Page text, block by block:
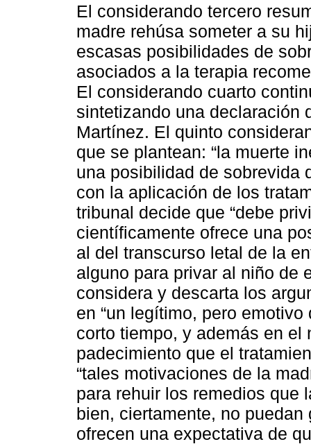
El considerando tercero
madre rehúsa someter a su
escasas posibilidades de
asociados a la terapia
El considerando cuarto
sintetizando una declaración
Martínez. El quinto
que se plantean: “la muerte
una posibilidad de sobrevida
con la aplicación de los
tribunal decide que “debe
científicamente ofrece una
al del transcurso letal de la
alguno para privar al niño de
considera y descarta los
en “un legítimo, pero
corto tiempo, y además en el
padecimiento que el
“tales motivaciones de la
para rehuir los remedios que
bien, ciertamente, no
ofrecen una expectativa de